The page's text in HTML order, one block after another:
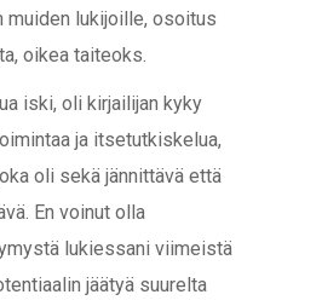
muiden lukijoille, osoitus
oikea taiteoks.
iski, oli kirjailijan kyky
ja itsetutkiskelua,
oli sekä jännittävä että
En voinut olla
lukiessani viimeistä
jäätyä suurelta